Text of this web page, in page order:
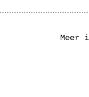
Meer